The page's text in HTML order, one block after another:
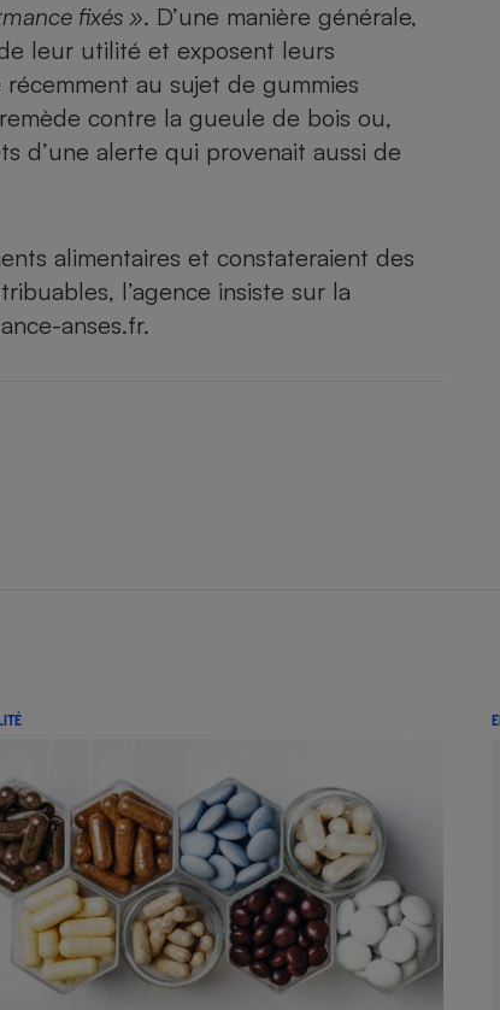
fixés ». D’une manière générale,
leur utilité et exposent leurs
récemment au sujet de gummies
remède contre la gueule de bois ou,
d’une alerte qui provenait aussi de
alimentaires et constateraient des
l’agence insiste sur la
anses.fr.